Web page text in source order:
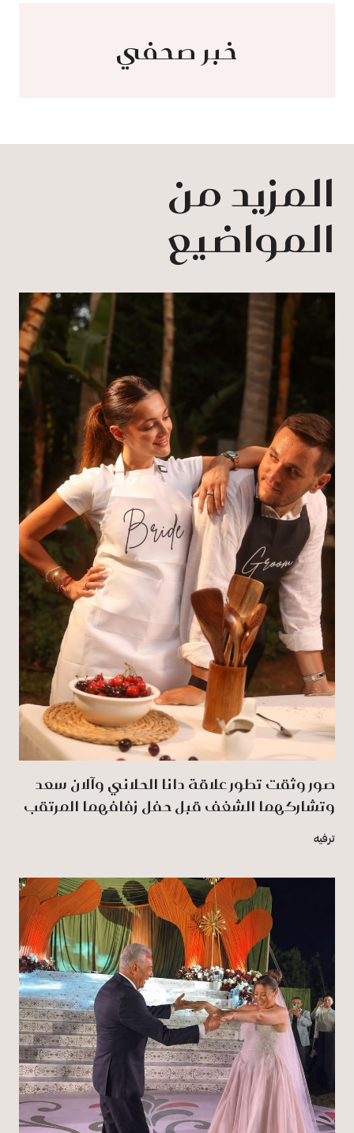
خبر صحفي
المزيد من
المواضيع
صور وثقت تطور علاقة دانا الحلاني وآلان سعد
وتشاركهما الشغف قبل حفل زفافهما المرتقب
ترفيه